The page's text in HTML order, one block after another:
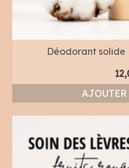
Déodorant solide
AJOUTER